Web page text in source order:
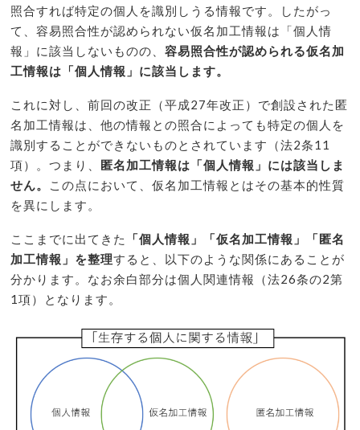
照合すれば特定の個人を識別しうる情報です。したがっ
て、容易照合性が認められない仮名加工情報は「個人情
報」に該当しないものの、容易照合性が認められる仮名加
工情報は「個人情報」に該当します。
これに対し、前回の改正（平成27年改正）で創設された匿
名加工情報は、他の情報との照合によっても特定の個人を
識別することができないものとされています（法2条11
項）。つまり、 匿名加工情報は「個人情報」には該当しま
せん。 この点において、仮名加工情報とはその基本的性質
を異にします。
ここまでに出てきた
「個人情報」「仮名加工情報」「匿名
加工情報」を整理すると、以下のような関係にあることが
分かります。なお余白部分は個人関連情報（法26条の2第
1項）となります。